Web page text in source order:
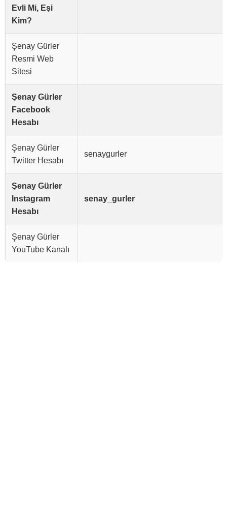
Evli Mi, Eşi
Kim?
Şenay Gürler
Resmi Web
Sitesi
Şenay Gürler
Facebook
Hesabı
Şenay Gürler
Twitter Hesabı
senaygurler
Şenay Gürler
Instagram
Hesabı
senay_gurler
Şenay Gürler
YouTube Kanalı